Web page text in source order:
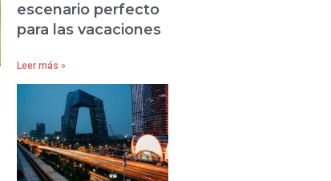
escenario perfecto
para las vacaciones
Leer más »